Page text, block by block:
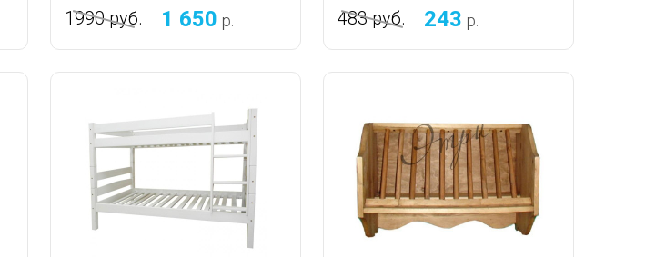
1990руб. 1 650 р. 483руб. 243 р.